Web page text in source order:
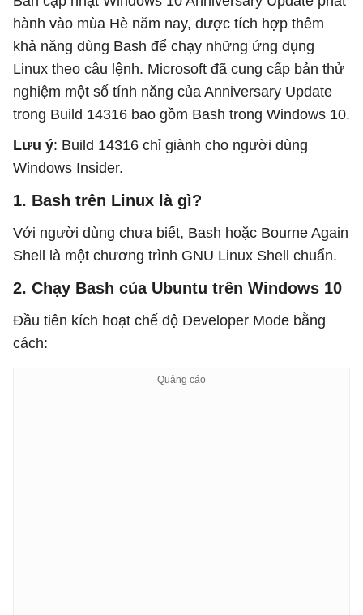
hành vào mùa Hè năm nay, được tích hợp thêm
khả năng dùng Bash để chạy những ứng dụng
Linux theo câu lệnh. Microsoft đã cung cấp bản thử
nghiệm một số tính năng của Anniversary Update
trong Build 14316 bao gồm Bash trong Windows 10.
Lưu ý: Build 14316 chỉ giành cho người dùng
Windows Insider.
1. Bash trên Linux là gì?
Với người dùng chưa biết, Bash hoặc Bourne Again
Shell là một chương trình GNU Linux Shell chuẩn.
2. Chạy Bash của Ubuntu trên Windows 10
Đầu tiên kích hoạt chế độ Developer Mode bằng
cách: